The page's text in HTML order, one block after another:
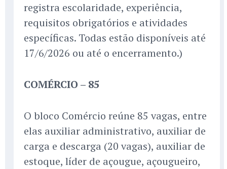
registra escolaridade, experiência,
requisitos obrigatórios e atividades
específicas. Todas estão disponíveis até
17/6/2026 ou até o encerramento.)
COMÉRCIO – 85
O bloco Comércio reúne 85 vagas, entre
elas auxiliar administrativo, auxiliar de
carga e descarga (20 vagas), auxiliar de
estoque, líder de açougue, açougueiro,